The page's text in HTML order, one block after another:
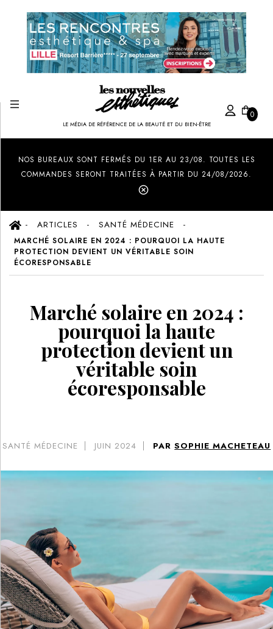
LE MÉDIA DE RÉFÉRENCE DE LA BEAUTÉ ET DU BIEN-ÊTRE
0
NOS BUREAUX SONT FERMÉS DU 1ER AU 23/08. TOUTES LES
COMMANDES SERONT TRAITÉES À PARTIR DU 24/08/2026.
ARTICLES SANTÉ MÉDECINE
MARCHÉ SOLAIRE EN 2024 : POURQUOI LA HAUTE
PROTECTION DEVIENT UN VÉRITABLE SOIN
ÉCORESPONSABLE
Marché solaire en 2024 :
pourquoi la haute
protection devient un
véritable soin
écoresponsable
SANTÉ MÉDECINE JUIN 2024 PAR SOPHIE MACHETEAU